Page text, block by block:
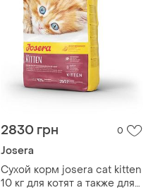
2830 грн 0
Josera
Сухой корм josera cat kitten
10 кг для котят а также для